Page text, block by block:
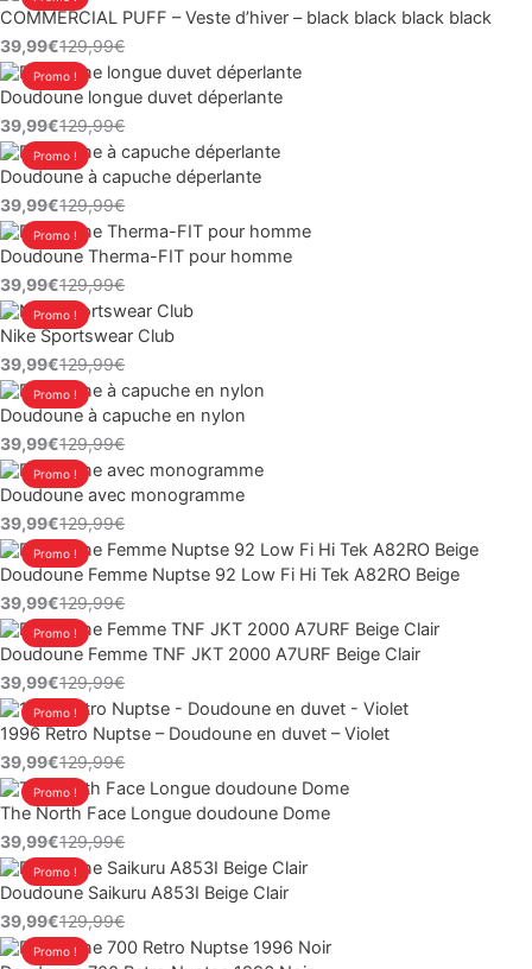
129,99€.
39,99€.
COMMERCIAL PUFF – Veste d’hiver – black black black black
129,99€
prix
initial
était :
129,99€.
39,99€
prix
actuel
est :
39,99€.
Promo !
Doudoune longue duvet déperlante
129,99€
Le
prix
initial
était :
129,99€.
39,99€
Le
prix
actuel
est :
39,99€.
Promo !
Doudoune à capuche déperlante
129,99€
Le
prix
initial
était :
129,99€.
39,99€
Le
prix
actuel
est :
39,99€.
Promo !
Doudoune Therma-FIT pour homme
129,99€
Le
prix
initial
était :
129,99€.
39,99€
Le
prix
actuel
est :
39,99€.
Promo !
Nike Sportswear Club
129,99€
Le
prix
initial
était :
129,99€.
39,99€
Le
prix
actuel
est :
39,99€.
Promo !
Doudoune à capuche en nylon
129,99€
Le
prix
initial
était :
129,99€.
39,99€
Le
prix
actuel
est :
39,99€.
Promo !
Doudoune avec monogramme
129,99€
Le
prix
initial
était :
129,99€.
39,99€
Le
prix
actuel
est :
39,99€.
Promo !
Doudoune Femme Nuptse 92 Low Fi Hi Tek A82RO Beige
129,99€
Le
prix
initial
était :
129,99€.
39,99€
Le
prix
actuel
est :
39,99€.
Promo !
Doudoune Femme TNF JKT 2000 A7URF Beige Clair
129,99€
Le
prix
initial
était :
129,99€.
39,99€
Le
prix
actuel
est :
39,99€.
Promo !
1996 Retro Nuptse – Doudoune en duvet – Violet
129,99€
Le
prix
initial
était :
129,99€.
39,99€
Le
prix
actuel
est :
39,99€.
Promo !
The North Face Longue doudoune Dome
129,99€
Le
prix
initial
était :
129,99€.
39,99€
Le
prix
actuel
est :
39,99€.
Promo !
Doudoune Saikuru A853I Beige Clair
129,99€
Le
prix
initial
était :
39,99€
Le
prix
actuel
est : Promo !
Le
Le